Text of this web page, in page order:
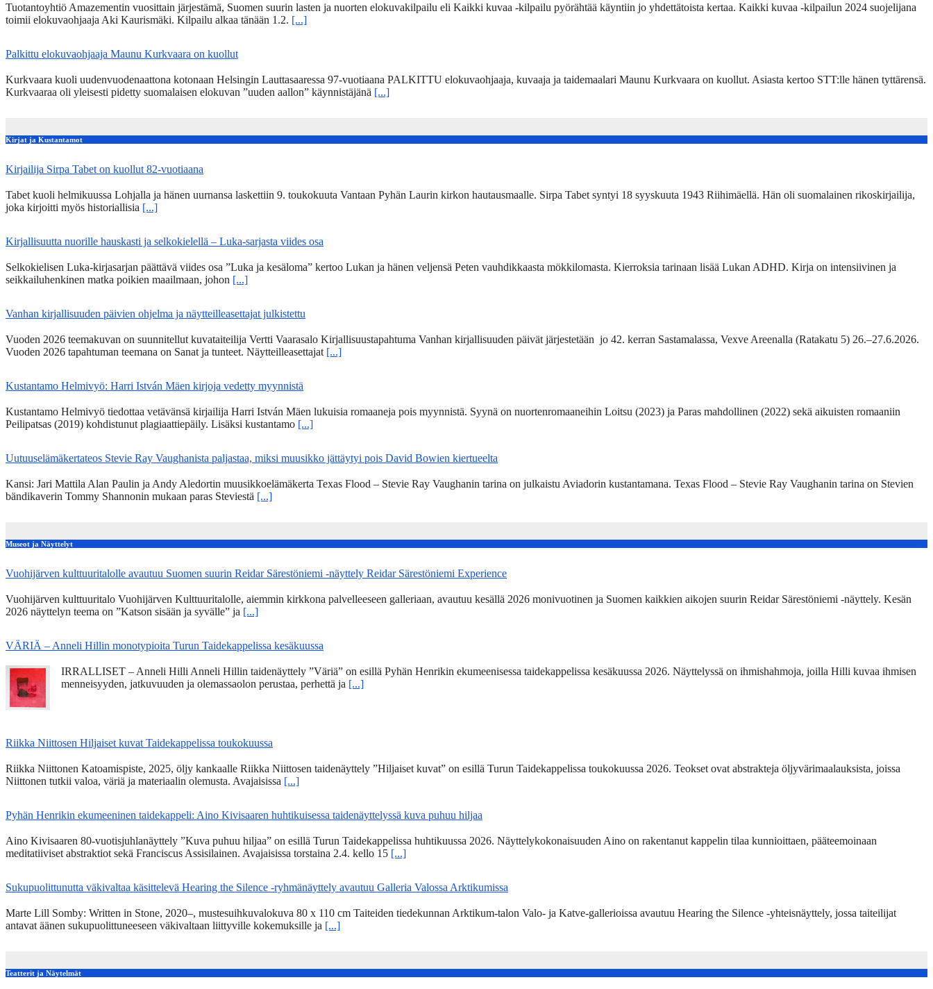
Tuotantoyhtiö Amazementin vuosittain järjestämä, Suomen suurin lasten ja nuorten elokuvakilpailu eli Kaikki kuvaa -kilpailu pyörähtää käyntiin jo yhdettätoista kertaa. Kaikki kuvaa -kilpailun 2024 suojelijana
toimii elokuvaohjaaja Aki Kaurismäki. Kilpailu alkaa tänään 1.2. [...]
Palkittu elokuvaohjaaja Maunu Kurkvaara on kuollut
Kurkvaara kuoli uudenvuodenaattona kotonaan Helsingin Lauttasaaressa 97-vuotiaana PALKITTU elokuvaohjaaja, kuvaaja ja taidemaalari Maunu Kurkvaara on kuollut. Asiasta kertoo STT:lle hänen tyttärensä.
Kurkvaaraa oli yleisesti pidetty suomalaisen elokuvan ”uuden aallon” käynnistäjänä [...]
Kirjat ja Kustantamot
Kirjailija Sirpa Tabet on kuollut 82-vuotiaana
Tabet kuoli helmikuussa Lohjalla ja hänen uurnansa laskettiin 9. toukokuuta Vantaan Pyhän Laurin kirkon hautausmaalle. Sirpa Tabet syntyi 18 syyskuuta 1943 Riihimäellä. Hän oli suomalainen rikoskirjailija,
joka kirjoitti myös historiallisia [...]
Kirjallisuutta nuorille hauskasti ja selkokielellä – Luka-sarjasta viides osa
Selkokielisen Luka-kirjasarjan päättävä viides osa ”Luka ja kesäloma” kertoo Lukan ja hänen veljensä Peten vauhdikkaasta mökkilomasta. Kierroksia tarinaan lisää Lukan ADHD. Kirja on intensiivinen ja
seikkailuhenkinen matka poikien maailmaan, johon [...]
Vanhan kirjallisuuden päivien ohjelma ja näytteilleasettajat julkistettu
Vuoden 2026 teemakuvan on suunnitellut kuvataiteilija Vertti Vaarasalo Kirjallisuustapahtuma Vanhan kirjallisuuden päivät järjestetään jo 42. kerran Sastamalassa, Vexve Areenalla (Ratakatu 5) 26.–27.6.2026.
Vuoden 2026 tapahtuman teemana on Sanat ja tunteet. Näytteilleasettajat [...]
Kustantamo Helmivyö: Harri István Mäen kirjoja vedetty myynnistä
Kustantamo Helmivyö tiedottaa vetävänsä kirjailija Harri István Mäen lukuisia romaaneja pois myynnistä. Syynä on nuortenromaaneihin Loitsu (2023) ja Paras mahdollinen (2022) sekä aikuisten romaaniin
Peilipatsas (2019) kohdistunut plagiaattiepäily. Lisäksi kustantamo [...]
Uutuuselämäkertateos Stevie Ray Vaughanista paljastaa, miksi muusikko jättäytyi pois David Bowien kiertueelta
Kansi: Jari Mattila Alan Paulin ja Andy Aledortin muusikkoelämäkerta Texas Flood – Stevie Ray Vaughanin tarina on julkaistu Aviadorin kustantamana. Texas Flood – Stevie Ray Vaughanin tarina on Stevien
bändikaverin Tommy Shannonin mukaan paras Steviestä [...]
Museot ja Näyttelyt
Vuohijärven kulttuuritalolle avautuu Suomen suurin Reidar Särestöniemi -näyttely Reidar Särestöniemi Experience
Vuohijärven kulttuuritalo Vuohijärven Kulttuuritalolle, aiemmin kirkkona palvelleeseen galleriaan, avautuu kesällä 2026 monivuotinen ja Suomen kaikkien aikojen suurin Reidar Särestöniemi -näyttely. Kesän
2026 näyttelyn teema on ”Katson sisään ja syvälle” ja [...]
VÄRIÄ – Anneli Hillin monotypioita Turun Taidekappelissa kesäkuussa
IRRALLISET – Anneli Hilli Anneli Hillin taidenäyttely ”Väriä” on esillä Pyhän Henrikin ekumeenisessa taidekappelissa kesäkuussa 2026. Näyttelyssä on ihmishahmoja, joilla Hilli kuvaa ihmisen
menneisyyden, jatkuvuuden ja olemassaolon perustaa, perhettä ja [...]
Riikka Niittosen Hiljaiset kuvat Taidekappelissa toukokuussa
Riikka Niittonen Katoamispiste, 2025, öljy kankaalle Riikka Niittosen taidenäyttely ”Hiljaiset kuvat” on esillä Turun Taidekappelissa toukokuussa 2026. Teokset ovat abstrakteja öljyvärimaalauksista, joissa
Niittonen tutkii valoa, väriä ja materiaalin olemusta. Avajaisissa [...]
Pyhän Henrikin ekumeeninen taidekappeli: Aino Kivisaaren huhtikuisessa taidenäyttelyssä kuva puhuu hiljaa
Aino Kivisaaren 80-vuotisjuhlanäyttely ”Kuva puhuu hiljaa” on esillä Turun Taidekappelissa huhtikuussa 2026. Näyttelykokonaisuuden Aino on rakentanut kappelin tilaa kunnioittaen, pääteemoinaan
meditatiiviset abstraktiot sekä Franciscus Assisilainen. Avajaisissa torstaina 2.4. kello 15 [...]
Sukupuolittunutta väkivaltaa käsittelevä Hearing the Silence -ryhmänäyttely avautuu Galleria Valossa Arktikumissa
Marte Lill Somby: Written in Stone, 2020–, mustesuihkuvalokuva 80 x 110 cm Taiteiden tiedekunnan Arktikum-talon Valo- ja Katve-gallerioissa avautuu Hearing the Silence -yhteisnäyttely, jossa taiteilijat
antavat äänen sukupuolittuneeseen väkivaltaan liittyville kokemuksille ja [...]
Teatterit ja Näytelmät